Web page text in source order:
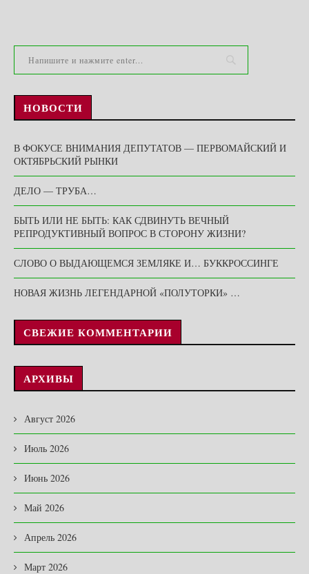
НОВОСТИ
В ФОКУСЕ ВНИМАНИЯ ДЕПУТАТОВ — ПЕРВОМАЙСКИЙ И
ОКТЯБРЬСКИЙ РЫНКИ
ДЕЛО — ТРУБА…
БЫТЬ ИЛИ НЕ БЫТЬ: КАК СДВИНУТЬ ВЕЧНЫЙ
РЕПРОДУКТИВНЫЙ ВОПРОС В СТОРОНУ ЖИЗНИ?
СЛОВО О ВЫДАЮЩЕМСЯ ЗЕМЛЯКЕ И… БУККРОССИНГЕ
НОВАЯ ЖИЗНЬ ЛЕГЕНДАРНОЙ «ПОЛУТОРКИ» …
СВЕЖИЕ КОММЕНТАРИИ
АРХИВЫ
Август 2026
Июль 2026
Июнь 2026
Май 2026
Апрель 2026
Март 2026